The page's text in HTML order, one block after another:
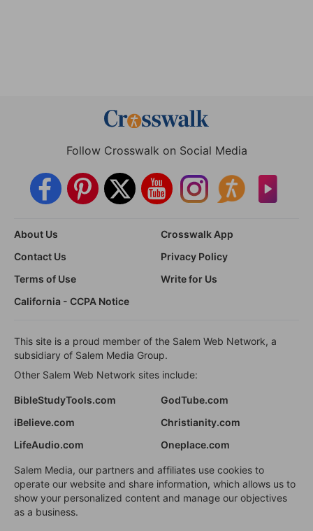
Follow Crosswalk on Social Media
About Us
Crosswalk App
Contact Us
Privacy Policy
Terms of Use
Write for Us
California - CCPA Notice
This site is a proud member of the Salem Web Network, a
subsidiary of Salem Media Group.
Other Salem Web Network sites include:
BibleStudyTools.com
GodTube.com
iBelieve.com
Christianity.com
LifeAudio.com
Oneplace.com
Salem Media, our partners and affiliates use cookies to
operate our website and share information, which allows us to
show your personalized content and manage our objectives
as a business.